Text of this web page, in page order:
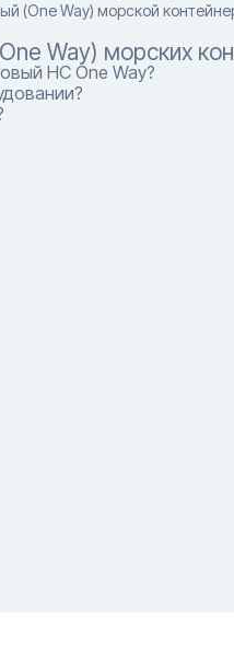
(One Way) морской
Way) морских
HC One Way?